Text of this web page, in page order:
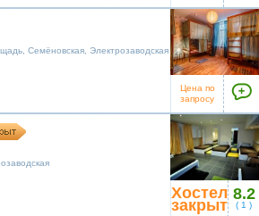
Семёновская Электрозаводская
Цена по
запросу
Хостел
закрыт
8.2
( 1 )